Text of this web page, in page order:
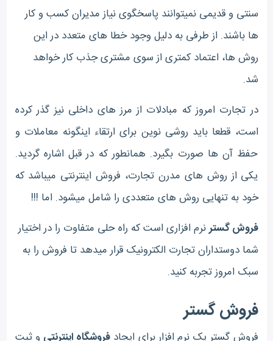
سنتی و قدیمی نمیتوانند پاسخگوی نیاز مدیران کسب و کار
ها باشند. از طرفی به دلیل وجود خطا های متعدد در این
روش ها، اعتماد کمتری از سوی مشتری جذب کار خواهد
شد.
در تجارت امروز که مبادلات از مرز های داخلی نیز گذر کرده
است، قطعا باید روشی نوین برای ارتقاء اینگونه معاملات و
حفظ آن ها صورت بگیرد. همانطور که در قبل اشاره گردید.
یکی از روش های مدرن تجارت، فروش اینترنتی میباشد که
خود به تنهایی روش های متعددی را شامل میشود. اما !!!
فروش گسترنرم افزاری است که راه حلی متفاوت را در اختیار
شما دوستداران تجارت الکترونیک قرار میدهد تا فروش را به
سبک امروز تجربه کنید.
فروش گستر
فروش گستر یک نرم افزار برای ایجاد فروشگاه اینترنتی و ثبت